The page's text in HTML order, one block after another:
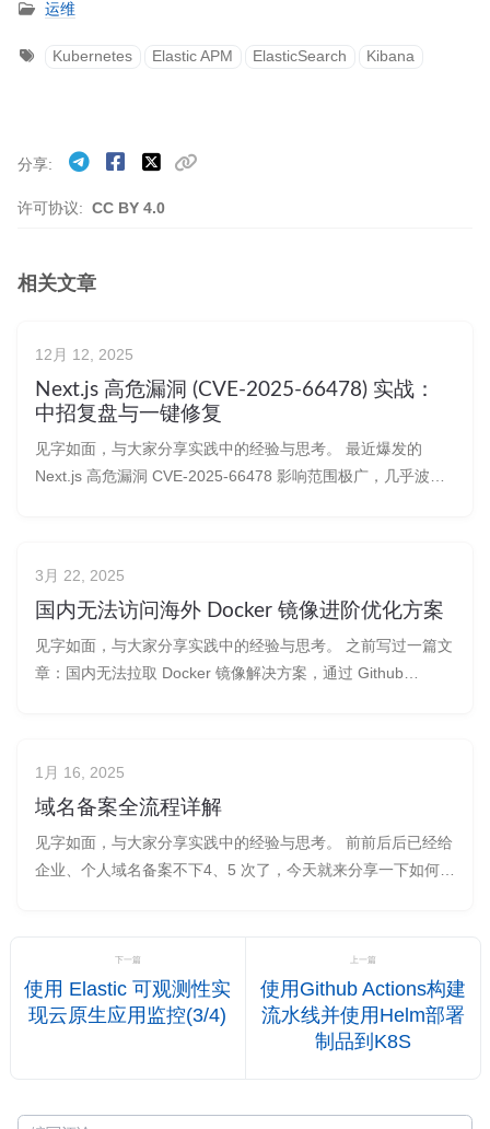
运维
Kubernetes Elastic APM ElasticSearch Kibana
许可协议: CC BY 4.0
分享
相关文章
12月 12, 2025
Next.js 高危漏洞 (CVE-2025-66478) 实战：
中招复盘与一键修复
见字如面，与大家分享实践中的经验与思考。 最近爆发的
Next.js 高危漏洞 CVE-2025-66478 影响范围极广，几乎波及
3月 22, 2025
国内无法访问海外 Docker 镜像进阶优化方案
见字如面，与大家分享实践中的经验与思考。 之前写过一篇文
章：国内无法拉取 Docker 镜像解决方案，通过 Github
1月 16, 2025
域名备案全流程详解
见字如面，与大家分享实践中的经验与思考。 前前后后已经给
企业、个人域名备案不下4、5 次了，今天就来分享一下如何快
内地（
下一篇
使用 Elastic 可观测性实
现云原生应用监控(3/4)
上一篇
使用Github Actions构建
流水线并使用Helm部署
制品到K8S